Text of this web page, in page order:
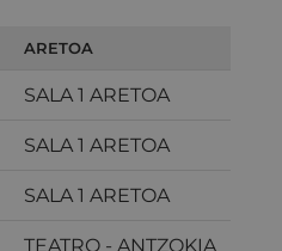
ARETOA
SALA 1 ARETOA
SALA 1 ARETOA
SALA 1 ARETOA
TEATRO - ANTZOKIA